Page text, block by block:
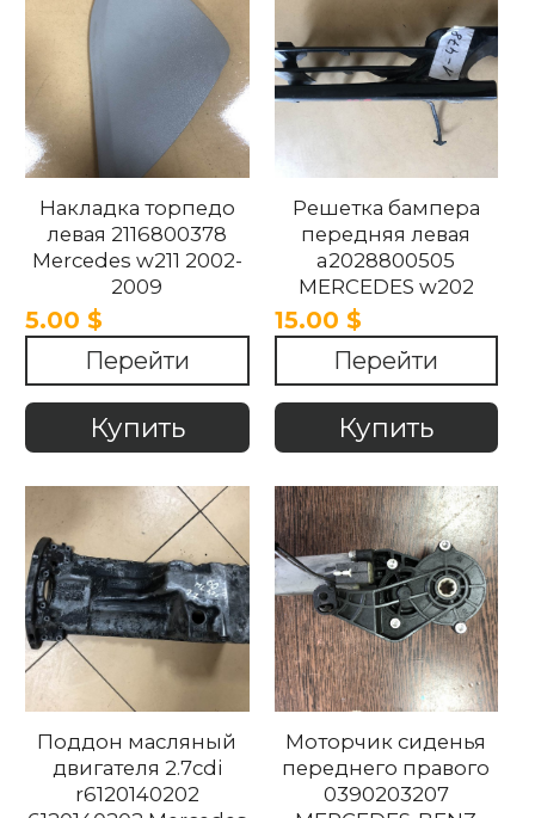
Накладка торпедо
левая 2116800378
Mercedes w211 2002-
2009
5.00 $
Перейти
Купить
Решетка бампера
передняя левая
a2028800505
MERCEDES w202
1998-2003
15.00 $
Перейти
Купить
Поддон масляный
двигателя 2.7cdi
r6120140202
Моторчик сиденья
переднего правого
0390203207